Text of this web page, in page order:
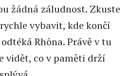
žádná záludnost. Zkuste
vybavit, kde končí
Rhôna. Právě v tu
vidět, co v paměti drží